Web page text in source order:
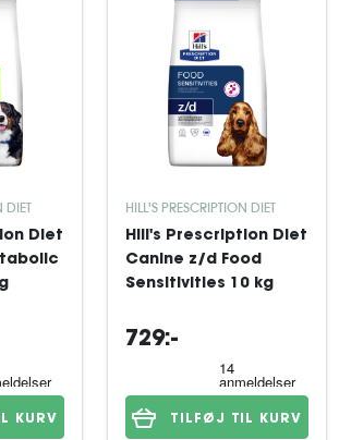
DIET
Diet
KURV
HILL'S PRESCRIPTION DIET
Hill's Prescription Diet
Canine z/d Food
Sensitivities 10 kg
729:-
TILFØJ TIL KURV